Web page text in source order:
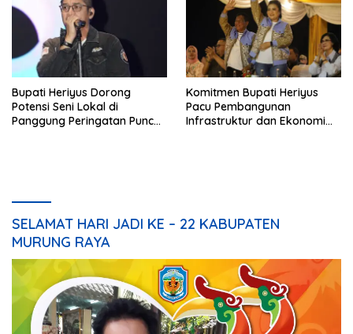
Bupati Heriyus Dorong
Potensi Seni Lokal di
Panggung Peringatan Puncak
Komitmen Bupati Heriyus
Pacu Pembangunan
Infrastruktur dan Ekonomi
SELAMAT HARI JADI KE – 22 KABUPATEN
MURUNG RAYA